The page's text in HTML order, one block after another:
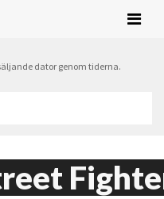
dator genom tiderna.